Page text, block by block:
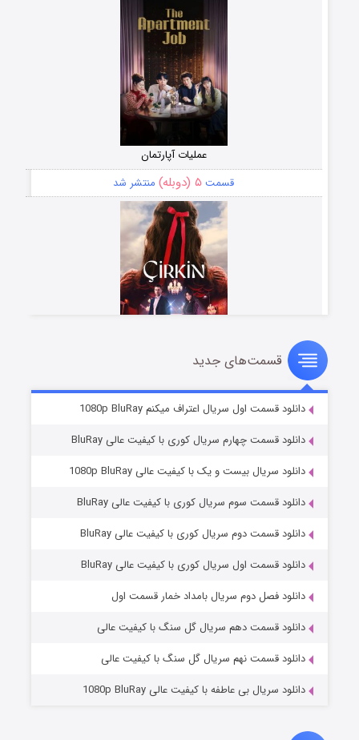
عملیات آپارتمان
قسمت ۵ (دوبله) منتشر شد
سریال زشت
قسمت۲ (زیرنویس) منتشر شد
مردگان متحرک: شهر مرده ۳
قسمت۲ (زیرنویس) منتشر شد
قسمت‌های جدید
دانلود قسمت اول سریال اعتراف میکنم 1080p BluRay
دانلود قسمت چهارم سریال کوری با کیفیت عالی BluRay
دانلود سریال بیست و یک با کیفیت عالی 1080p BluRay
دانلود قسمت سوم سریال کوری با کیفیت عالی BluRay
دانلود قسمت دوم سریال کوری با کیفیت عالی BluRay
دانلود قسمت اول سریال کوری با کیفیت عالی BluRay
دانلود فصل دوم سریال بامداد خمار قسمت اول
دانلود قسمت دهم سریال گل سنگ با کیفیت عالی
دانلود قسمت نهم سریال گل سنگ با کیفیت عالی
دانلود سریال بی عاطفه با کیفیت عالی 1080p BluRay